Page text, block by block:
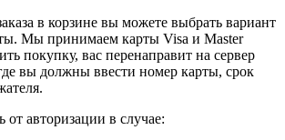
в корзине вы можете выбрать вариант
Мы принимаем карты Visa и Master
покупку, вас перенаправит на сервер
вы должны ввести номер карты, срок
от авторизации в случае: